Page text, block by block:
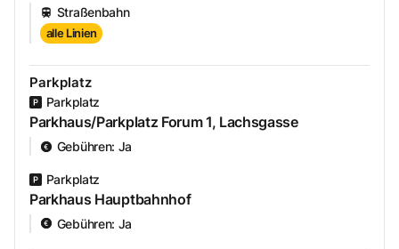
Straßenbahn
alle Linien
Parkplatz
Parkplatz
Parkhaus/Parkplatz Forum 1, Lachsgasse
Gebühren: Ja
Parkplatz
Parkhaus Hauptbahnhof
Gebühren: Ja